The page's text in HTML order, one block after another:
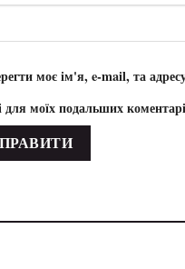
моє ім'я, e-mail, та
для моїх подальших